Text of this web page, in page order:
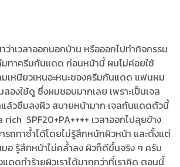
าเวลาออกนอกบ้าน หรือออกไปทำกิจกรรม
มทาครีมกันแดด ก่อนหน้านี้ ผมไม่ค่อยใช้
มเหนียวเหนอะหนะของครีมกันแดด แฟนผม
องใช้ดู ซึ่งผมชอบมากเลย เพราะเป็นเจล
แล้วซึมลงผิว สบายหน้ามาก เจลกันแดดตัวนี้
SPF20+PA++++ เวลาออกไปลุยข้าง
รถทาซ้ำได้โดยไม่รู้สึกหนักผิวหน้า และตั้งแต่
อ รู้สึกหน้าไม่คล้ำลง ผิวก็ดีขึ้นจริง ๆ ครับ
แดดทำร้ายผิวเราได้มากกว่าที่เราคิด ตอนนี้